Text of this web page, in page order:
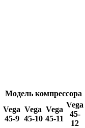
Модель компрессора
Vega
45-9
Vega
45-10
Vega
45-11
Vega
45-
12